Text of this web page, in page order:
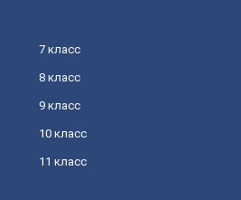
7 класс
8 класс
9 класс
10 класс
11 класс